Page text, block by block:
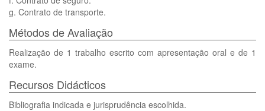
g. Contrato de transporte.
Métodos de Avaliação
Realização de 1 trabalho escrito com apresentação oral e de 1
exame.
Recursos Didácticos
Bibliografia indicada e jurisprudência escolhida.